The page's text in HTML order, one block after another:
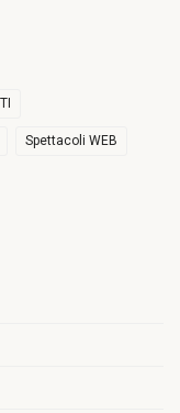
Spettacoli WEB